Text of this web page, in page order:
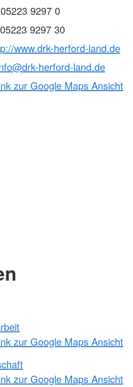
05223 9297 0
05223 9297 30
www.drk-herford-land.de
herford-land.de
zur Google Maps Ansicht
zur Google Maps Ansicht
zur Google Maps Ansicht